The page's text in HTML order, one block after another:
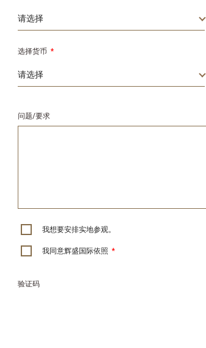
选择货币 *
问题/要求
我想要安排实地参观。
我同意辉盛国际依照 *
验证码